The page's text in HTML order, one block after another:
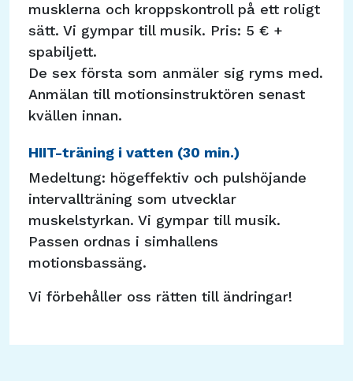
musklerna och kroppskontroll på ett roligt
sätt. Vi gympar till musik. Pris: 5 € +
spabiljett.
De sex första som anmäler sig ryms med.
Anmälan till motionsinstruktören senast
kvällen innan.
HIIT-träning i vatten (30 min.)
Medeltung: högeffektiv och pulshöjande
intervallträning som utvecklar
muskelstyrkan. Vi gympar till musik.
Passen ordnas i simhallens
motionsbassäng.
Vi förbehåller oss rätten till ändringar!